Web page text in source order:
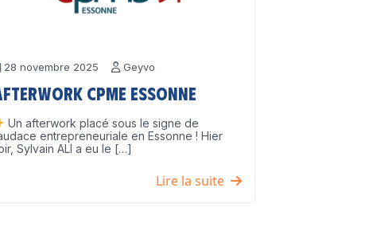
28 novembre 2025 Geyvo
CPME Essonne
Un afterwork placé sous le signe de
entrepreneuriale en Essonne ! Hier
Sylvain ALI a eu le […]
Lire la suite